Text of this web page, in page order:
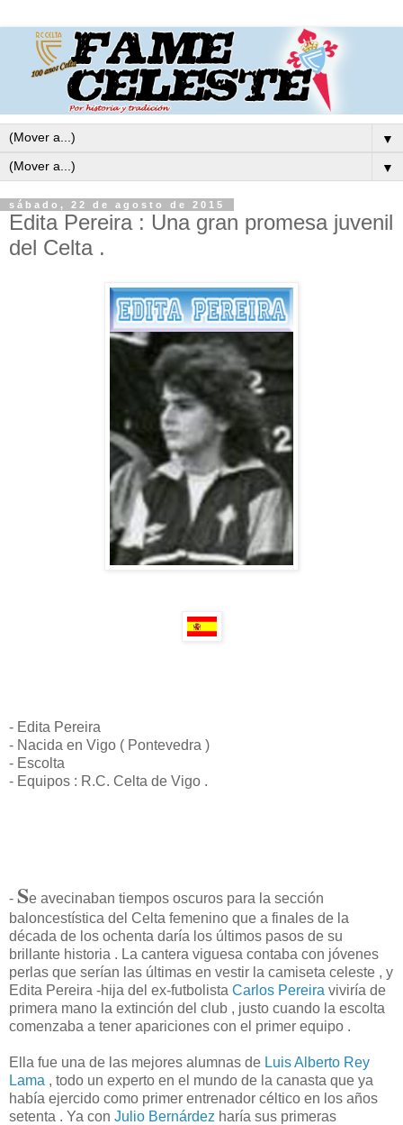
▼
▼
sábado, 22 de agosto de 2015
Edita Pereira : Una gran promesa juvenil
del Celta .
- Edita Pereira
- Nacida en Vigo ( Pontevedra )
- Escolta
- Equipos : R.C. Celta de Vigo .
- Se avecinaban tiempos oscuros para la sección
baloncestística del Celta femenino que a finales de la
década de los ochenta daría los últimos pasos de su
brillante historia . La cantera viguesa contaba con jóvenes
perlas que serían las últimas en vestir la camiseta celeste , y
Edita Pereira -hija del ex-futbolista Carlos Pereira viviría de
primera mano la extinción del club , justo cuando la escolta
comenzaba a tener apariciones con el primer equipo .
Ella fue una de las mejores alumnas de Luis Alberto Rey
Lama , todo un experto en el mundo de la canasta que ya
había ejercido como primer entrenador céltico en los años
setenta . Ya con Julio Bernárdez haría sus primeras